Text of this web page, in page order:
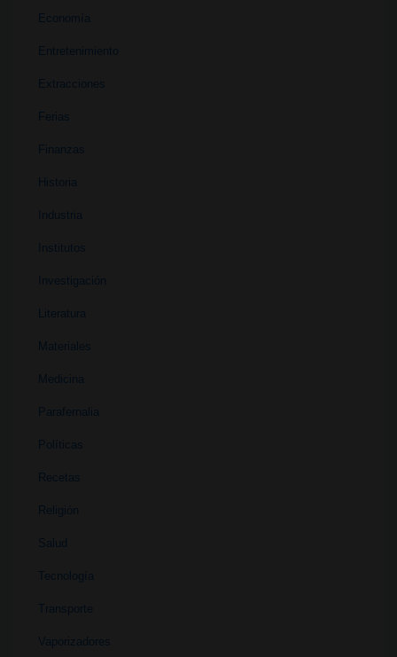
Economía
Entretenimiento
Extracciones
Ferias
Finanzas
Historia
Industria
Institutos
Investigación
Literatura
Materiales
Medicina
Parafernalia
Políticas
Recetas
Religión
Salud
Tecnología
Transporte
Vaporizadores